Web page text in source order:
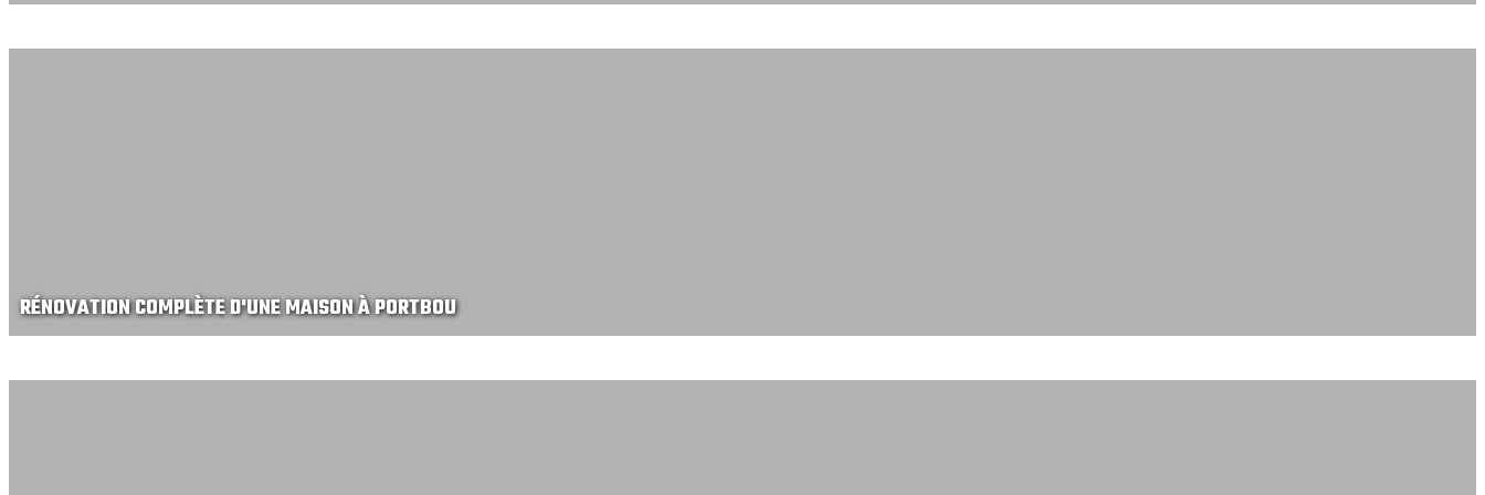
RÉNOVATION COMPLÈTE D'UNE MAISON À PORTBOU